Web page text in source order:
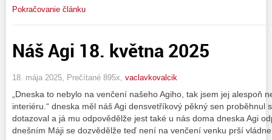
Pokračovanie článku
Náš Agi 18. května 2025
18. mája 2025, Prečítané 895x, vaclavkovalcik
„Dneska to nebylo na venčení našeho Agiho, tak jsem jej alespoň
interiéru.“ dneska měl náš Agi densvetříkový pěkný sen proběhnul
dotazoval a já mu odpovědělže jest také u nás doma dneska Agi
dnešním Máji se dozvědělže teď není na venčení venku prší